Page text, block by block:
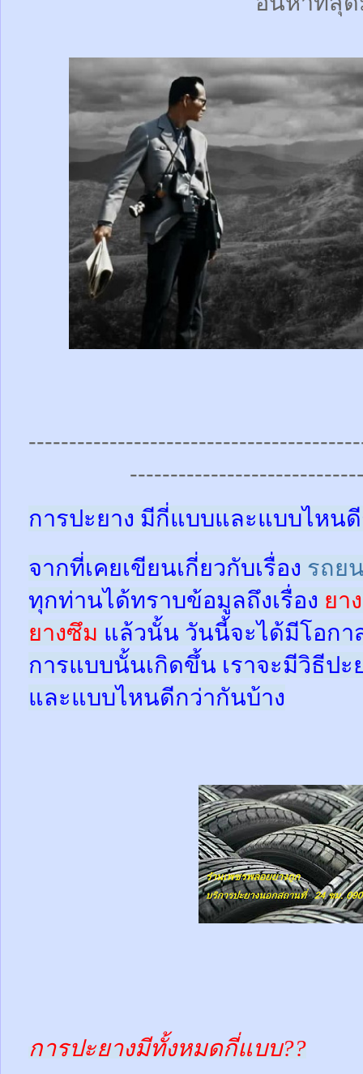
การปะยาง มีกี่แบบและแบบไหน
จากที่เคยเขียนเกี่ยวกับเรื่อง รถย
ทุกท่านได้ทราบข้อมูลถึงเรื่อง ยา
ยางซึม แล้วนั้น วันนี้จะได้มีโอกา
การแบบนั้นเกิดขึ้น เราจะมีวิธีปะ
และแบบไหนดีกว่ากันบ้าง
การปะยางมีทั้งหมดกี่แบบ??